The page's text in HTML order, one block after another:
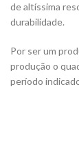
de altíssima
durabilidade.
Por ser um
produção o
período